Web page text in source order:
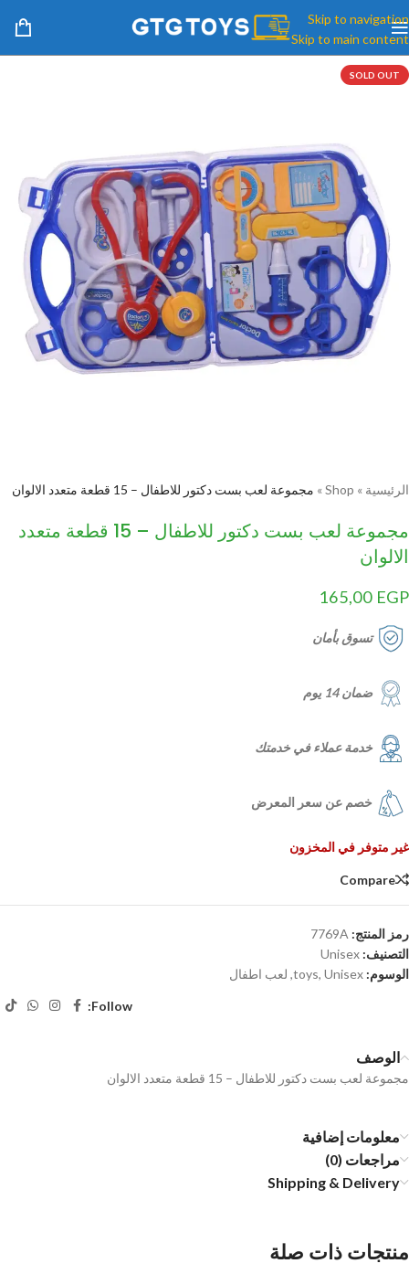
Skip to navigation
Skip to main content
SOLD OUT
الرئيسية »
Shop
» مجموعة لعب بست دكتور للاطفال – 15 قطعة متعدد الالوان
مجموعة لعب بست دكتور للاطفال – 15 قطعة متعدد
الالوان
165,00 EGP
تسوق بأمان
ضمان 14 يوم
خدمة عملاء في خدمتك
خصم عن سعر المعرض
غير متوفر في المخزون
Compare
رمز المنتج: 7769A
التصنيف: Unisex
الوسوم:
toys, Unisex
, لعب اطفال
Follow:
الوصف
مجموعة لعب بست دكتور للاطفال – 15 قطعة متعدد الالوان
معلومات إضافية
مراجعات (0)
Shipping & Delivery
منتجات ذات صلة